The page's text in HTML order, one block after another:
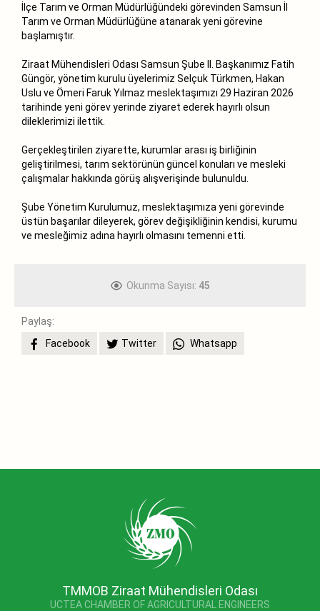
İlçe Tarım ve Orman Müdürlüğündeki görevinden Samsun İl
Tarım ve Orman Müdürlüğüne atanarak yeni görevine
başlamıştır.
Ziraat Mühendisleri Odası Samsun Şube II. Başkanımız Fatih
Güngör, yönetim kurulu üyelerimiz Selçuk Türkmen, Hakan
Uslu ve Ömeri Faruk Yılmaz meslektaşımızı 29 Haziran 2026
tarihinde yeni görev yerinde ziyaret ederek hayırlı olsun
dileklerimizi ilettik.
Gerçekleştirilen ziyarette, kurumlar arası iş birliğinin
geliştirilmesi, tarım sektörünün güncel konuları ve mesleki
çalışmalar hakkında görüş alışverişinde bulunuldu.
Şube Yönetim Kurulumuz, meslektaşımıza yeni görevinde
üstün başarılar dileyerek, görev değişikliğinin kendisi, kurumu
ve mesleğimiz adına hayırlı olmasını temenni etti.
Okunma Sayısı: 45
Paylaş:
Facebook
Twitter Whatsapp
TMMOB Ziraat Mühendisleri Odası
UCTEA CHAMBER OF AGRICULTURAL ENGINEERS